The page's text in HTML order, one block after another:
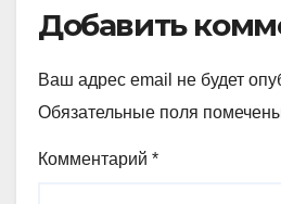
Добавить
Ваш адрес email не будет
Обязательные поля
Комментарий *